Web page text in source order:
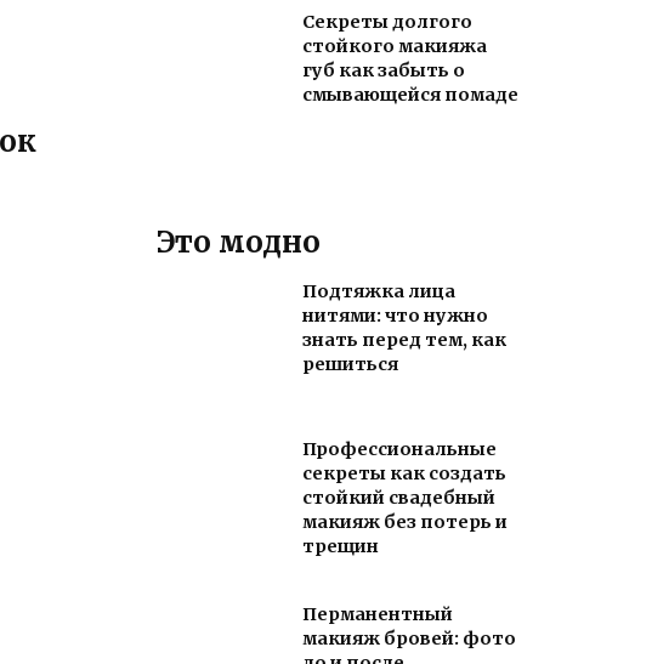
Секреты долгого
стойкого макияжа
губ как забыть о
смывающейся помаде
Это модно
Подтяжка лица
нитями: что нужно
знать перед тем, как
решиться
Профессиональные
секреты как создать
стойкий свадебный
макияж без потерь и
трещин
Перманентный
макияж бровей: фото